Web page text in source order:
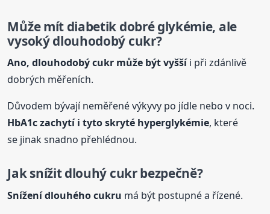
Může mít diabetik dobré glykémie, ale
vysokýdlouhodobý cukr?
Ano,dlouhodobý cukr může být vyššíi při zdánlivě
dobrých měřeních.
Důvodem bývají neměřené výkyvy po jídle nebo v noci.
HbA1c zachytí i tyto skryté hyperglykémie, které
se jinak snadno přehlédnou.
Jak snížit dlouhý cukrbezpečně?
Snížení dlouhéhocukru má být postupné a řízené.